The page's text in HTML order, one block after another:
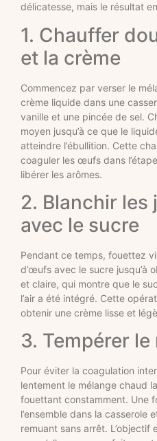
délicatesse, mais le résultat
1. Chauffer
et la crème
Commencez par verser le
crème liquide dans une
vanille et une pincée de sel.
moyen jusqu’à ce que le
atteindre l’ébullition. Cette
coaguler les œufs dans
libérer les arômes.
2. Blanchir les
avec le sucre
Pendant ce temps, fouettez
d’œufs avec le sucre jusqu’à
et claire, qui montre que le
l’air a été intégré. Cette
obtenir une crème lisse et
3. Tempérer le
Pour éviter la coagulation
lentement le mélange chaud
fouettant constamment. Une
l’ensemble dans la casserole
remuant sans arrêt. L’objectif